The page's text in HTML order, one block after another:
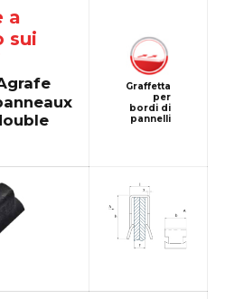
a
sui
Graffetta
per
bordi di
pannelli